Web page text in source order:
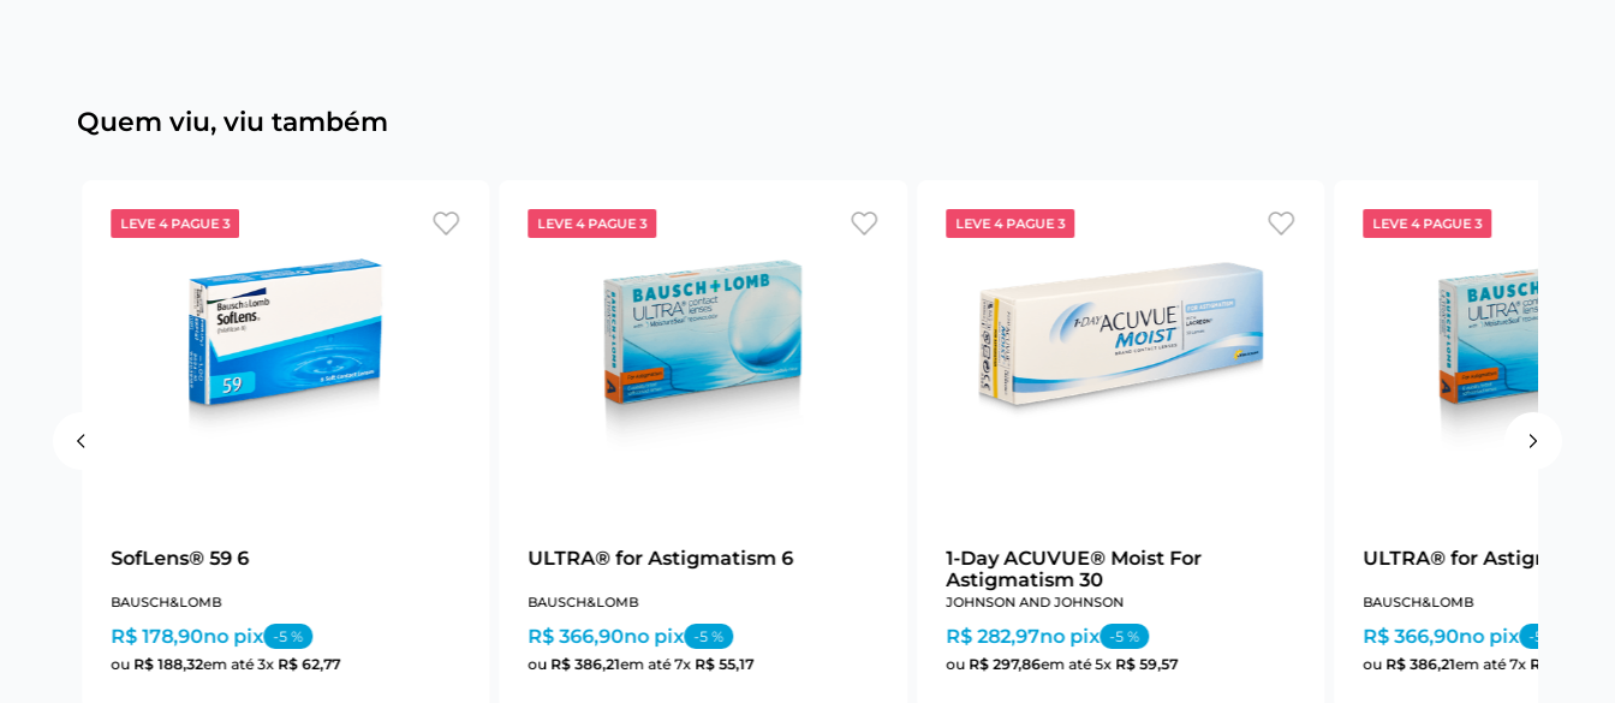
Quem viu, viu também
LEVE 4 PAGUE 3
SofLens® 59 6
BAUSCH&LOMB
R$ 178,90no pix -5%
ou R$ 188,32em até3x R$ 62,77
LEVE 4 PAGUE 3
ULTRA® for Astigmatism 6
BAUSCH&LOMB
R$ 366,90no pix -5 %
ou R$ 386,21em até7x R$ 55,17
LEVE 4 PAGUE 3
1-Day ACUVUE® Moist For
Astigmatism 30
JOHNSON AND JOHNSON
R$ 282,97no pix -5%
ou R$ 297,86em até5x R$ 59,57
LEVE 4 PAGUE 3
ULTRA® for Astigmatism
BAUSCH&LOMB
R$ 366,90no pix -5
ou R$ 386,21em até7x R$